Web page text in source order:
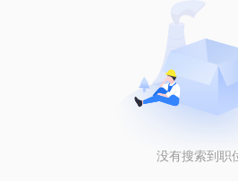
没有搜索到职